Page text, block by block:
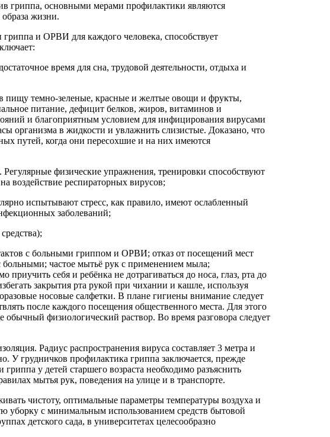
гриппа, основными мерами профилактики являются
жизни.
и ОРВИ для каждого человека, способствует
время для сна, трудовой деятельности, отдыха и
пищу темно-зеленые, красные и желтые овощи и фрукты,
питание, дефицит белков, жиров, витаминов и
и благоприятным условием для инфицирования вирусами
организма в жидкости и увлажнить слизистые. Доказано, что
путей, когда они пересохшие и на них имеются
Регулярные физические упражнения, тренировки способствуют
воздействие респираторных вирусов;
испытывают стресс, как правило, имеют ослабленный
заболеваний;
с больными гриппом и ОРВИ; отказ от посещений мест
частое мытьё рук с применением мыла;
себя и ребёнка не дотрагиваться до носа, глаз, рта до
закрытия рта рукой при чихании и кашле, используя
носовые салфетки. В плане гигиены внимание следует
после каждого посещения общественного места. Для этого
физиологический раствор. Во время разговора следует
Радиус распространения вируса составляет 3 метра и
У грудничков профилактика гриппа заключается, прежде
у детей старшего возраста необходимо разъяснить
мытья рук, поведения на улице и в транспорте.
чистоту, оптимальные параметры температуры воздуха и
уборку с минимальным использованием средств бытовой
детского сада, в университетах целесообразно